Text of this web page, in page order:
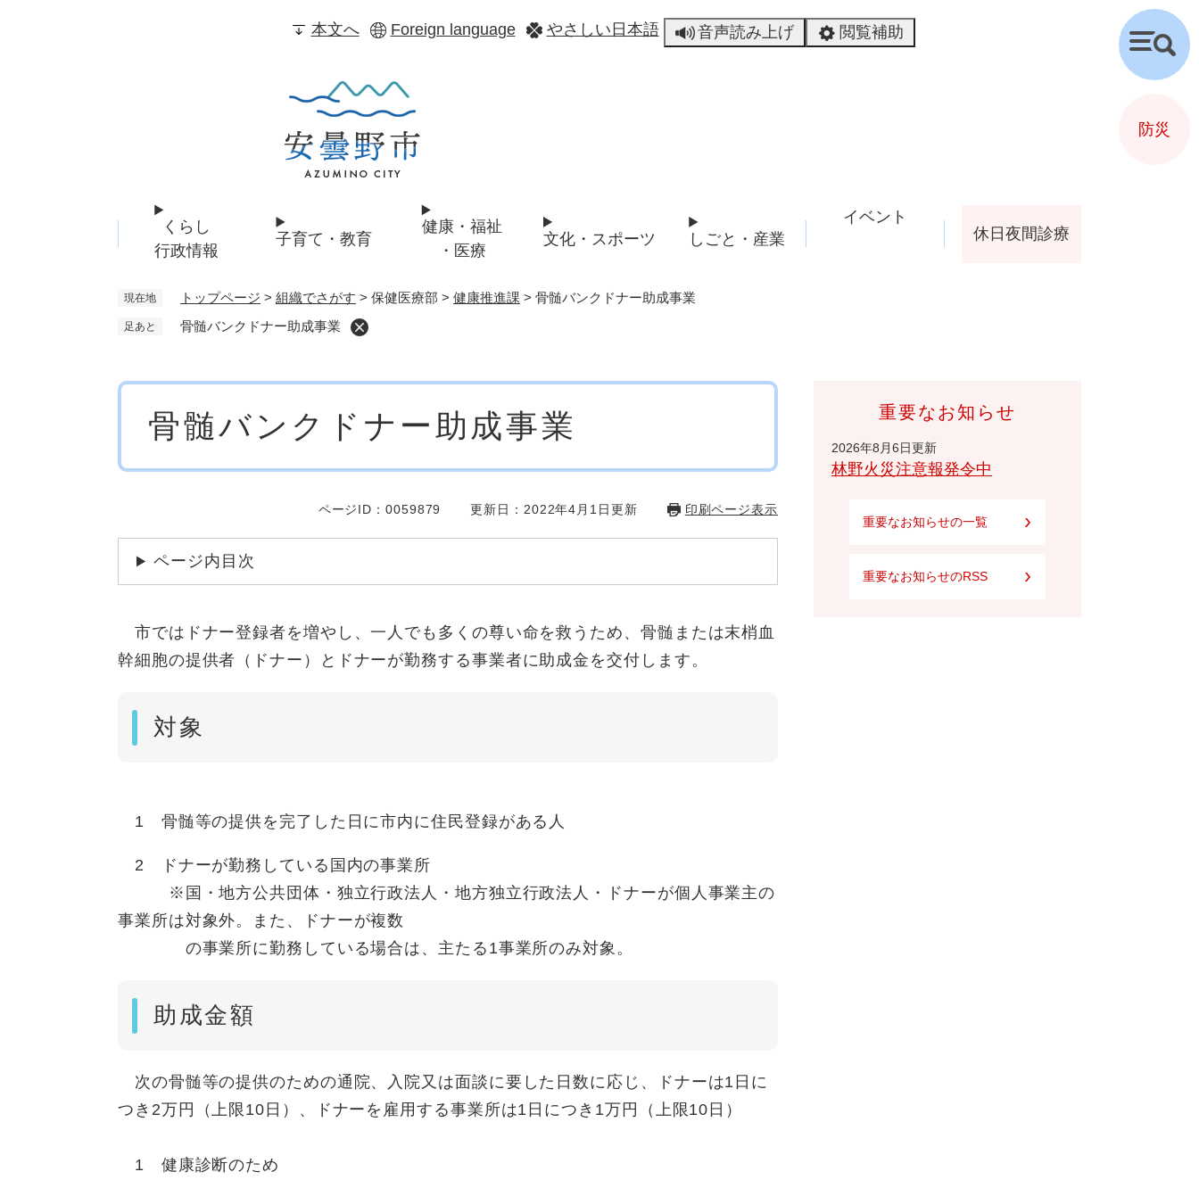
本文へ Foreign language やさしい日本語 音声読み上げ 閲覧補助
くらし
行政情報
子育て・教育
健康・福祉
・医療
文化・スポーツ しごと・産業
イベント
休日夜間診療
現在地 トップページ > 組織でさがす > 保健医療部 > 健康推進課 > 骨髄バンクドナー助成事業
足あと 骨髄バンクドナー助成事業
骨髄バンクドナー助成事業
ページID：0059879 更新日：2022年4月1日更新 印刷ページ表示
ページ内目次
市ではドナー登録者を増やし、一人でも多くの尊い命を救うため、骨髄または末梢血
幹細胞の提供者（ドナー）とドナーが勤務する事業者に助成金を交付します。
対象
1 骨髄等の提供を完了した日に市内に住民登録がある人
2 ドナーが勤務している国内の事業所
※国・地方公共団体・独立行政法人・地方独立行政法人・ドナーが個人事業主の
事業所は対象外。また、ドナーが複数
の事業所に勤務している場合は、主たる1事業所のみ対象。
助成金額
次の骨髄等の提供のための通院、入院又は面談に要した日数に応じ、ドナーは1日に
つき2万円（上限10日）、ドナーを雇用する事業所は1日につき1万円（上限10日）
1 健康診断のため
重要なお知らせ
2026年8月6日更新
林野火災注意報発令中
重要なお知らせの一覧
重要なお知らせのRSS
検
索
防災